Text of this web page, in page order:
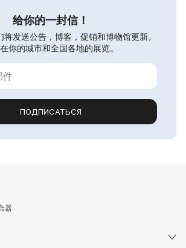
给你的一封信！
发送公告，博客，促销和博物馆更新。
你的城市和全国各地的展览。
ПОДПИСАТЬСЯ
器